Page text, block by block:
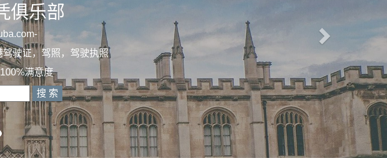
精英国际文凭俱乐部
一diplomacluba.com一
办理澳洲, 英国, 加拿大, 美国, 香港驾驶证，驾照，驾驶执照
专业定制澳洲、英国、加拿大、美国驾照